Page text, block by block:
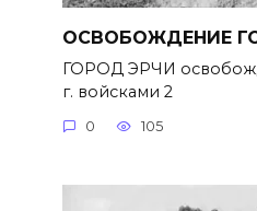
ОСВОБОЖДЕНИЕ
ГОРОД ЭРЧИ
г. войсками 2
0 105